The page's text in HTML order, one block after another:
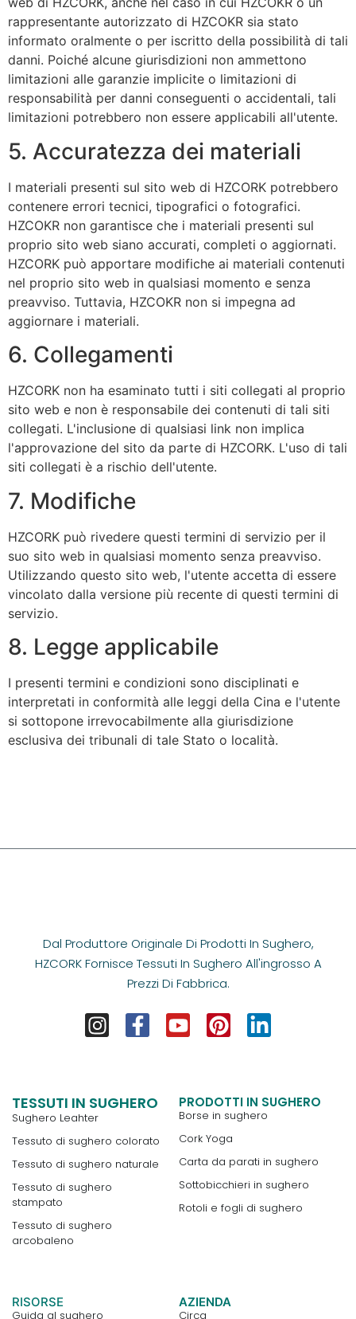
rappresentante autorizzato di HZCOKR sia stato
informato oralmente o per iscritto della possibilità di tali
danni. Poiché alcune giurisdizioni non ammettono
limitazioni alle garanzie implicite o limitazioni di
responsabilità per danni conseguenti o accidentali, tali
limitazioni potrebbero non essere applicabili all'utente.
5. Accuratezza dei materiali
I materiali presenti sul sito web di HZCORK potrebbero
contenere errori tecnici, tipografici o fotografici.
HZCOKR non garantisce che i materiali presenti sul
proprio sito web siano accurati, completi o aggiornati.
HZCORK può apportare modifiche ai materiali contenuti
nel proprio sito web in qualsiasi momento e senza
preavviso. Tuttavia, HZCOKR non si impegna ad
aggiornare i materiali.
6. Collegamenti
HZCORK non ha esaminato tutti i siti collegati al proprio
sito web e non è responsabile dei contenuti di tali siti
collegati. L'inclusione di qualsiasi link non implica
l'approvazione del sito da parte di HZCORK. L'uso di tali
siti collegati è a rischio dell'utente.
7. Modifiche
HZCORK può rivedere questi termini di servizio per il
suo sito web in qualsiasi momento senza preavviso.
Utilizzando questo sito web, l'utente accetta di essere
vincolato dalla versione più recente di questi termini di
servizio.
8. Legge applicabile
I presenti termini e condizioni sono disciplinati e
interpretati in conformità alle leggi della Cina e l'utente
si sottopone irrevocabilmente alla giurisdizione
esclusiva dei tribunali di tale Stato o località.
Dal Produttore Originale Di Prodotti In Sughero,
HZCORK Fornisce Tessuti In Sughero All'ingrosso A
Prezzi Di Fabbrica.
TESSUTI IN SUGHERO
Sughero Leahter
Tessuto di sughero colorato
Tessuto di sughero naturale
Tessuto di sughero
stampato
Tessuto di sughero
arcobaleno
PRODOTTI IN SUGHERO
Borse in sughero
Cork Yoga
Carta da parati in sughero
Sottobicchieri in sughero
Rotoli e fogli di sughero
RISORSE
Guida al sughero
AZIENDA
Circa